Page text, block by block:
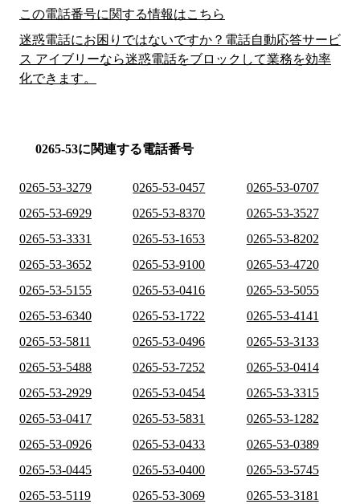
この電話番号に関する情報はこちら
迷惑電話にお困りではないですか？電話自動応答サービ
ス アイブリーなら迷惑電話をブロックして業務を効率
化できます。
0265-53に関連する電話番号
0265-53-3279 0265-53-0457
0265-53-0707
0265-53-6929
0265-53-8370
0265-53-3527
0265-53-3331
0265-53-1653
0265-53-8202
0265-53-3652
0265-53-9100
0265-53-4720
0265-53-5155
0265-53-0416
0265-53-5055
0265-53-6340
0265-53-1722
0265-53-4141
0265-53-5811
0265-53-0496
0265-53-3133
0265-53-5488
0265-53-7252
0265-53-0414
0265-53-2929
0265-53-0454
0265-53-3315
0265-53-0417
0265-53-5831
0265-53-1282
0265-53-0926
0265-53-0433
0265-53-0389
0265-53-0445
0265-53-0400
0265-53-5745
0265-53-5119
0265-53-3069
0265-53-3181